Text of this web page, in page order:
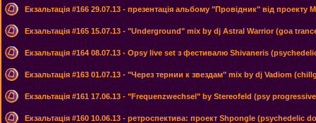
Екзальтація #166 29.07.13 - презентація альбому "Провідник" від проекту
Екзальтація #165 15.07.13 - "Underground" mix by dj Astral Warrior (goa
Екзальтація #164 08.07.13 - Opsy live set з фестивалю Shivaneris
Екзальтація #163 01.07.13 - "Через тернии к звездам" mix by dj Vadiom
Екзальтація #161 17.06.13 - "Frequenzwechsel" by Stereofeld (psy
Екзальтація #160 10.06.13 - ретроспектива: проект Shpongle (psychedelic